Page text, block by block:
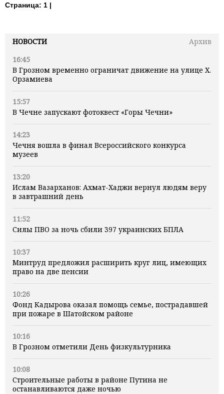
НОВОСТИ
Архив
16:45
В Грозном временно ограничат движение на улице Х.
Орзамиева
15:57
В Чечне запускают фотоквест «Горы Чечни»
14:23
Чечня вошла в финал Всероссийского конкурса
музеев
13:20
Ислам Вазарханов: Ахмат-Хаджи вернул людям веру
в завтрашний день
11:52
Силы ПВО за ночь сбили 397 украинских БПЛА
10:37
Минтруд предложил расширить круг лиц, имеющих
право на две пенсии
10:26
Фонд Кадырова оказал помощь семье, пострадавшей
при пожаре в Шатойском районе
10:16
В Грозном отметили День физкультурника
10:08
Строительные работы в районе Путина не
останавливаются даже ночью
Страница: 1 |